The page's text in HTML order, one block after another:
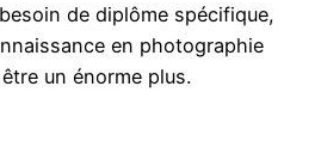
de diplôme spécifique,
en photographie
un énorme plus.